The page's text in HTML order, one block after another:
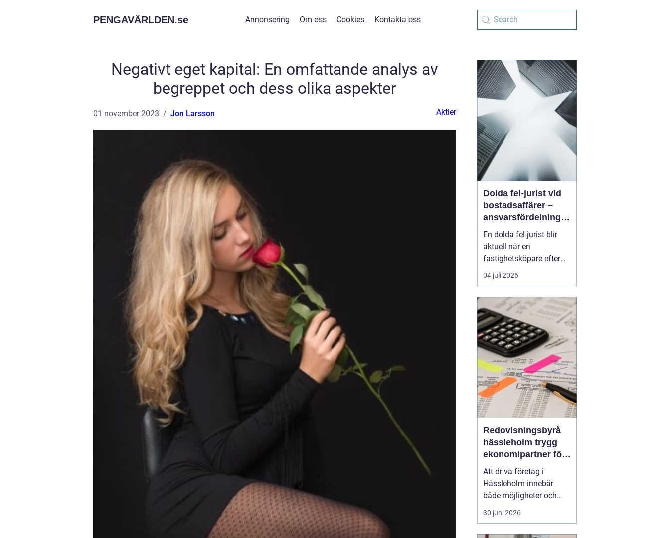
PENGAVÄRLDEN.se Annonsering Om oss Cookies Kontakta oss
Negativt eget kapital: En omfattande analys av
begreppet och dess olika aspekter
01 november 2023 Jon Larsson Aktier
Dolda fel-jurist vid
bostadsaffärer –
ansvarsfördelning,
juridisk prövning
och hantering av
fastighetstvister
En dolda fel-jurist blir
aktuell när en
fastighetsköpare efter
tillträdet upptäcker
brister som inte varit
upptäcka vid köpet. Det
kan röra sig om
konstruktionsfel,
fuktproblem elle...
04 juli 2026
Redovisningsbyrå
hässleholm trygg
ekonomipartner för
växande företag
Att driva företag i
Hässleholm innebär
både möjligheter och
ansvar. Särskilt
ekonomin kräver
30 juni 2026